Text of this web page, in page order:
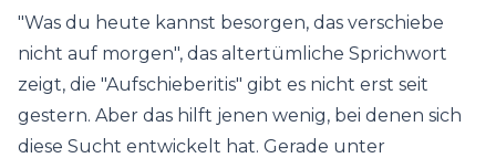
"Was du heute kannst besorgen, das verschiebe
nicht auf morgen", das altertümliche Sprichwort
zeigt, die "Aufschieberitis" gibt es nicht erst seit
gestern. Aber das hilft jenen wenig, bei denen sich
diese Sucht entwickelt hat. Gerade unter